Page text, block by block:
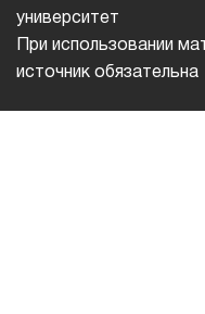
университет
При использовании
источник обязательна